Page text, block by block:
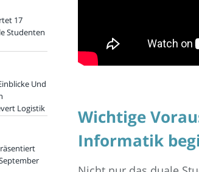
Wichtige
Informatik
17
Studenten
Und
Logistik